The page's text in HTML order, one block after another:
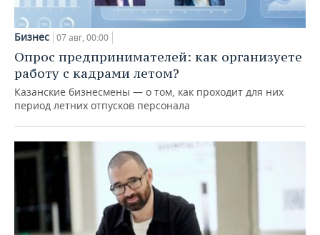
Бизнес 07 авг, 00:00
Опрос предпринимателей: как организуете
работу с кадрами летом?
Казанские бизнесмены — о том, как проходит для них
период летних отпусков персонала